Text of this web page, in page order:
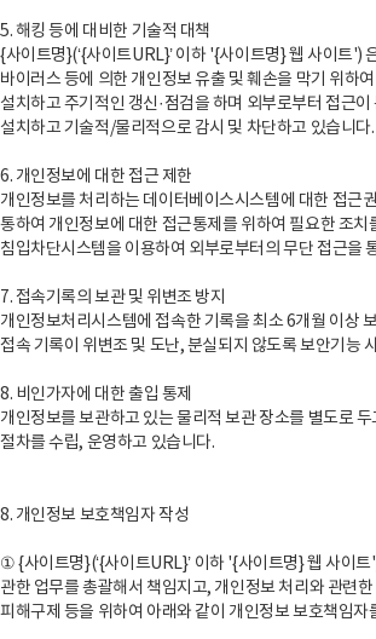
5. 해킹 등에 대비한 기술적 대책
{사이트명}(‘{사이트URL}’ 이하 '{사이트명} 웹 사이트')
바이러스 등에 의한 개인정보 유출 및 훼손을 막기 위하
설치하고 주기적인 갱신·점검을 하며 외부로부터 접근
설치하고 기술적/물리적으로 감시 및 차단하고 있습니다.
6. 개인정보에 대한 접근 제한
개인정보를 처리하는 데이터베이스시스템에 대한 접근
통하여 개인정보에 대한 접근통제를 위하여 필요한 조치
침입차단시스템을 이용하여 외부로부터의 무단 접근을
7. 접속기록의 보관 및 위변조 방지
개인정보처리시스템에 접속한 기록을 최소 6개월 이상
접속 기록이 위변조 및 도난, 분실되지 않도록 보안기능
8. 비인가자에 대한 출입 통제
개인정보를 보관하고 있는 물리적 보관 장소를 별도로 두
절차를 수립, 운영하고 있습니다.
8. 개인정보 보호책임자 작성
① {사이트명}(‘{사이트URL}’ 이하 '{사이트명} 웹 사이트
관한 업무를 총괄해서 책임지고, 개인정보 처리와 관련
피해구제 등을 위하여 아래와 같이 개인정보 보호책임자